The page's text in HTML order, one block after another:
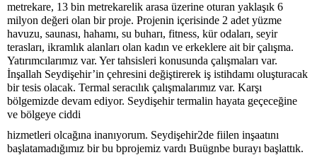
metrekare, 13 bin metrekarelik arasa üzerine oturan yaklaşık 6
milyon değeri olan bir proje. Projenin içerisinde 2 adet yüzme
havuzu, saunası, hahamı, su buharı, fitness, kür odaları, seyir
terasları, ikramlık alanları olan kadın ve erkeklere ait bir çalışma.
Yatırımcılarımız var. Yer tahsisleri konusunda çalışmaları var.
İnşallah Seydişehir’in çehresini değiştirerek iş istihdamı oluşturacak
bir tesis olacak. Termal seracılık çalışmalarımız var. Karşı
bölgemizde devam ediyor. Seydişehir termalin hayata geçeceğine
ve bölgeye ciddi
hizmetleri olcağına inanıyorum. Seydişehir2de fiilen inşaatını
başlatamadığımız bir bu bprojemiz vardı Buügnbe burayı başlattık.